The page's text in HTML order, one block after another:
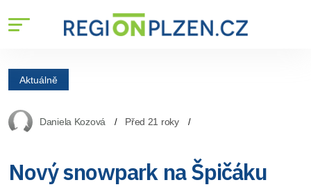
Aktuálně
Daniela Kozová Před 21 roky
Nový snowpark na Špičáku